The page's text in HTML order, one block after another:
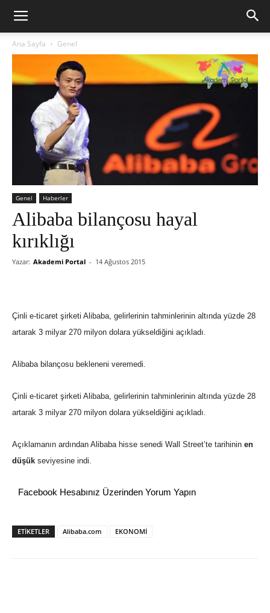
Ana Sayfa Genel
Genel Haberler
Alibaba bilançosu hayal
kırıklığı
Yazar: Akademi Portal - 14 Ağustos 2015
Çinli e-ticaret şirketi Alibaba, gelirlerinin tahminlerinin altında yüzde 28
artarak 3 milyar 270 milyon dolara yükseldiğini açıkladı.
Alibaba bilançosu bekleneni veremedi.
Çinli e-ticaret şirketi Alibaba, gelirlerinin tahminlerinin altında yüzde 28
artarak 3 milyar 270 milyon dolara yükseldiğini açıkladı.
Açıklamanın ardından Alibaba hisse senedi Wall Street’te tarihinin en
düşük seviyesine indi.
Facebook Hesabınız Üzerinden Yorum Yapın
ETİKETLER Alibaba.com EKONOMİ